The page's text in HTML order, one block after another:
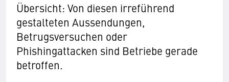
Übersicht: Von diesen irreführend
gestalteten Aussendungen,
Betrugsversuchen oder
Phishingattacken sind Betriebe gerade
betroffen.